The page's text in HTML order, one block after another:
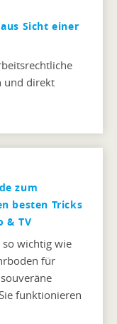
Sicht einer
und direkt
zum
besten Tricks
& TV
wichtig wie
für
funktionieren